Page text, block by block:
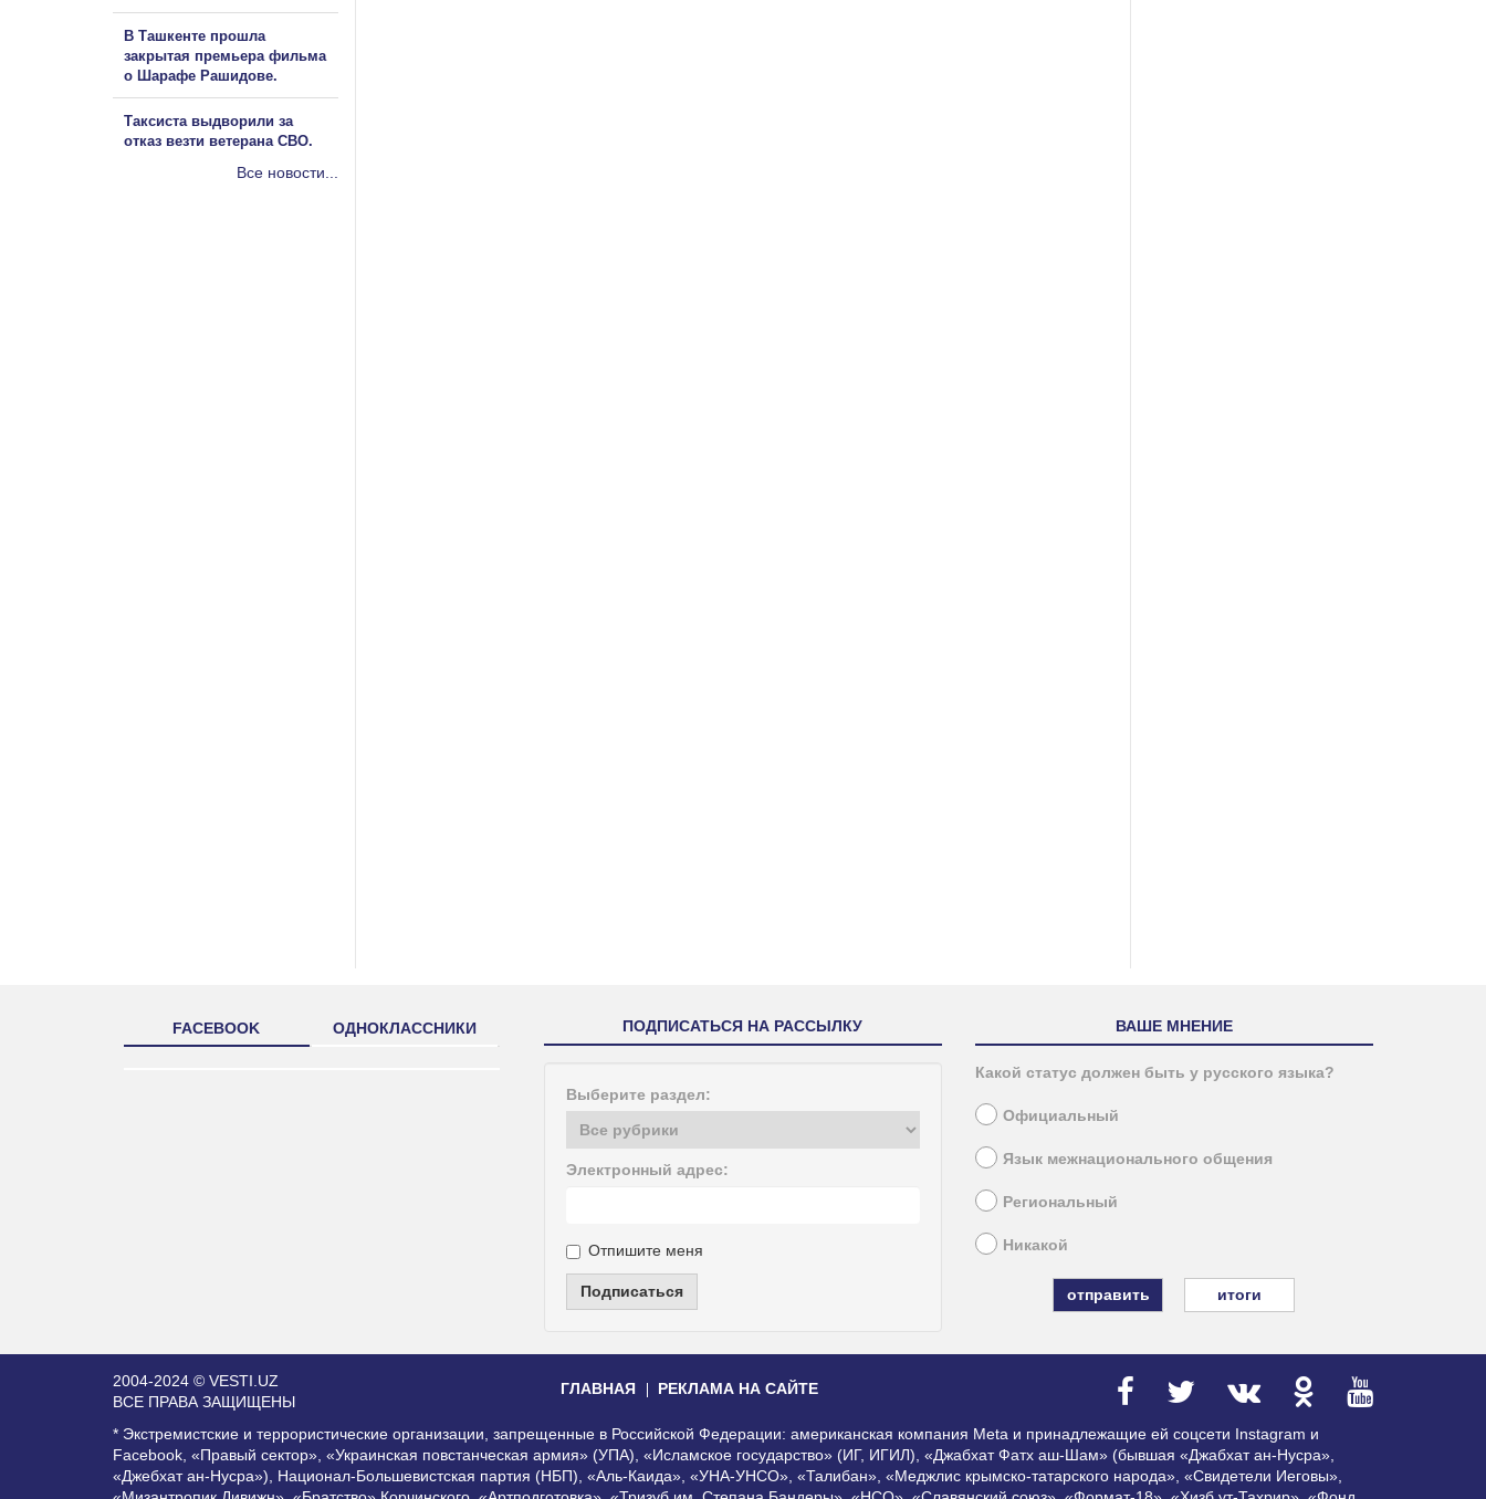
В Ташкенте прошла
закрытая премьера фильма
о Шарафе Рашидове.
Таксиста выдворили за
отказ везти ветерана СВО.
Все новости...
FACEBOOK ОДНОКЛАССНИКИ ПОДПИСАТЬСЯ НА РАССЫЛКУ
Выберите раздел:
Электронный адрес:
Отпишите меня
Подписаться
ВАШЕ МНЕНИЕ
Какой статус должен быть у русского языка?
Официальный
Язык межнационального общения
Региональный
Никакой
итоги
2004-2024 © VESTI.UZ
ВСЕ ПРАВА ЗАЩИЩЕНЫ
ГЛАВНАЯ РЕКЛАМА НА САЙТЕ
* Экстремистские и террористические организации, запрещенные в Российской Федерации: американская компания Meta и принадлежащие ей соцсети Instagram и
Facebook, «Правый сектор», «Украинская повстанческая армия» (УПА), «Исламское государство» (ИГ, ИГИЛ), «Джабхат Фатх аш-Шам» (бывшая «Джабхат ан-Нусра»,
«Джебхат ан-Нусра»), Национал-Большевистская партия (НБП), «Аль-Каида», «УНА-УНСО», «Талибан», «Меджлис крымско-татарского народа», «Свидетели Иеговы»,